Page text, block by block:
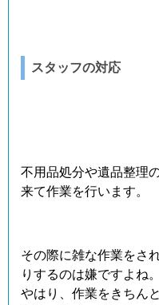
スタッフの対応
不用品処分や遺品整理
来て作業を行います。
その際に雑な作業をさ
りするのは嫌ですよね。
やはり、作業をきちん